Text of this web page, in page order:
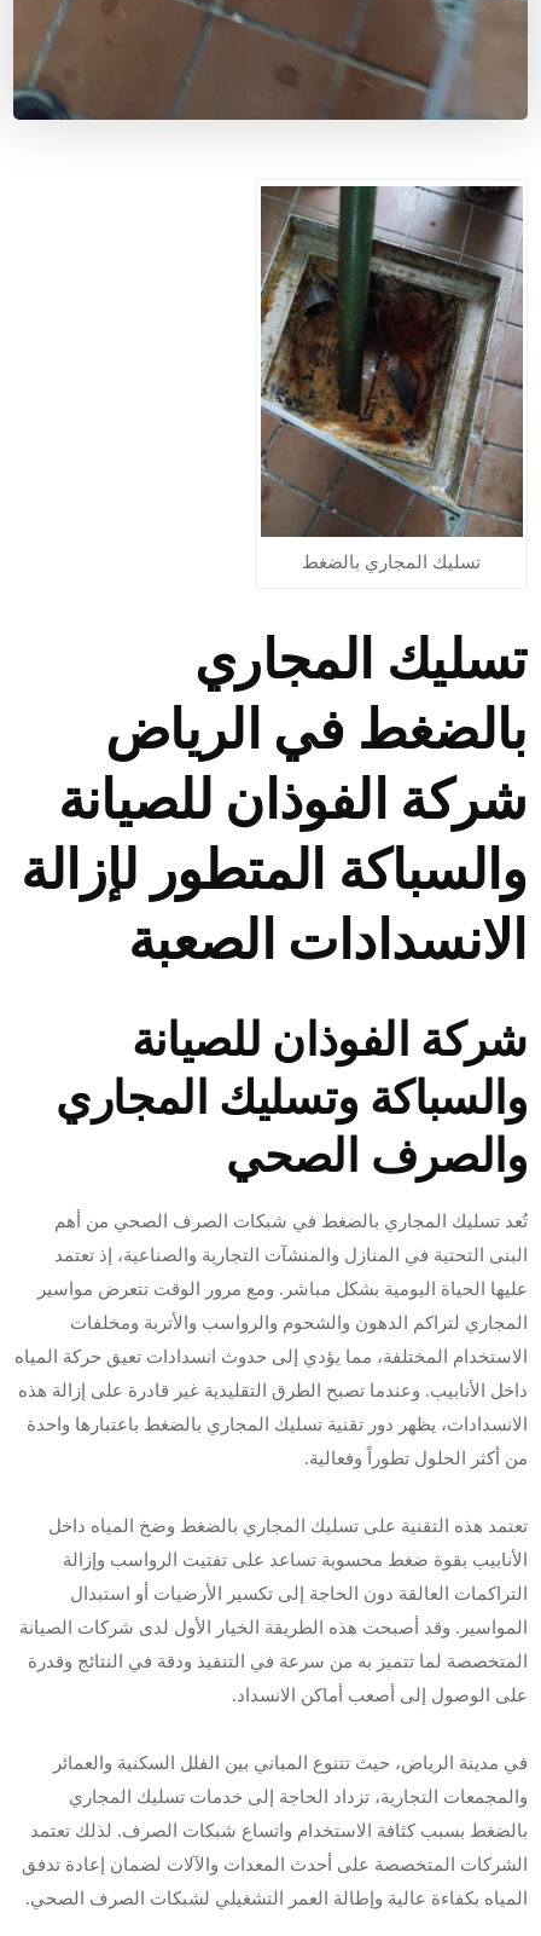
تسليك المجاري بالضغط
تسليك المجاري
بالضغط في الرياض
شركة الفوذان للصيانة
والسباكة المتطور لإزالة
الانسدادات الصعبة
شركة الفوذان للصيانة
والسباكة وتسليك المجاري
والصرف الصحي
تُعد تسليك المجاري بالضغط في شبكات الصرف الصحي من أهم
البنى التحتية في المنازل والمنشآت التجارية والصناعية، إذ تعتمد
عليها الحياة اليومية بشكل مباشر. ومع مرور الوقت تتعرض مواسير
المجاري لتراكم الدهون والشحوم والرواسب والأتربة ومخلفات
الاستخدام المختلفة، مما يؤدي إلى حدوث انسدادات تعيق حركة المياه
داخل الأنابيب. وعندما تصبح الطرق التقليدية غير قادرة على إزالة هذه
الانسدادات، يظهر دور تقنية تسليك المجاري بالضغط باعتبارها واحدة
من أكثر الحلول تطوراً وفعالية.
تعتمد هذه التقنية على تسليك المجاري بالضغط وضخ المياه داخل
الأنابيب بقوة ضغط محسوبة تساعد على تفتيت الرواسب وإزالة
التراكمات العالقة دون الحاجة إلى تكسير الأرضيات أو استبدال
المواسير. وقد أصبحت هذه الطريقة الخيار الأول لدى شركات الصيانة
المتخصصة لما تتميز به من سرعة في التنفيذ ودقة في النتائج وقدرة
على الوصول إلى أصعب أماكن الانسداد.
في مدينة الرياض، حيث تتنوع المباني بين الفلل السكنية والعمائر
والمجمعات التجارية، تزداد الحاجة إلى خدمات تسليك المجاري
بالضغط بسبب كثافة الاستخدام واتساع شبكات الصرف. لذلك تعتمد
الشركات المتخصصة على أحدث المعدات والآلات لضمان إعادة تدفق
المياه بكفاءة عالية وإطالة العمر التشغيلي لشبكات الصرف الصحي.